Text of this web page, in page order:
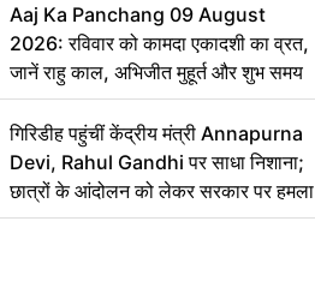
Aaj Ka Panchang 09 August
2026: रविवार को कामदा एकादशी का व्रत,
जानें राहु काल, अभिजीत मुहूर्त और शुभ समय
गिरिडीह पहुंचीं केंद्रीय मंत्री Annapurna
Devi, Rahul Gandhi पर साधा निशाना;
छात्रों के आंदोलन को लेकर सरकार पर हमला